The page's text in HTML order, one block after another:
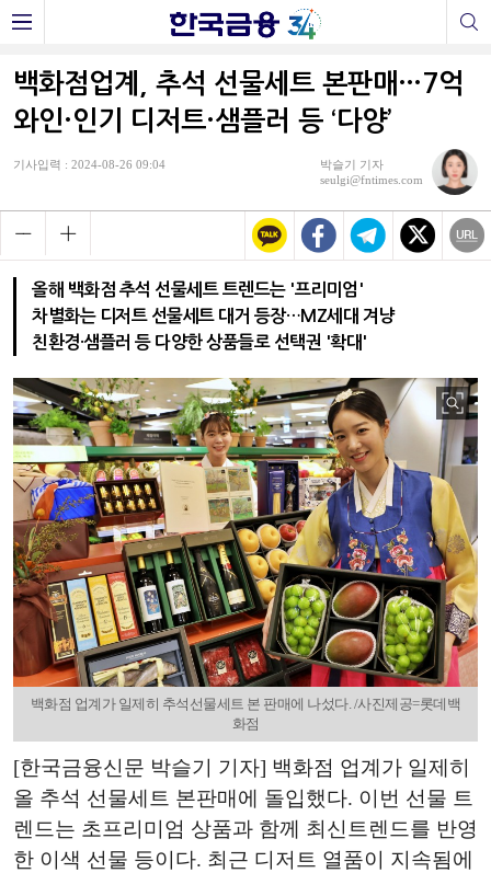
백화점업계, 추석 선물세트 본판매…7억
와인·인기 디저트·샘플러 등 ‘다양’
기사입력 : 2024-08-26 09:04
박슬기 기자
seulgi@fntimes.com
올해 백화점 추석 선물세트 트렌드는 '프리미엄'
차별화는 디저트 선물세트 대거 등장…MZ세대 겨냥
친환경·샘플러 등 다양한 상품들로 선택권 '확대'
백화점 업계가 일제히 추석선물세트 본 판매에 나섰다. /사진제공=롯데백
화점
[한국금융신문 박슬기 기자] 백화점 업계가 일제히
올 추석 선물세트 본판매에 돌입했다. 이번 선물 트
렌드는 초프리미엄 상품과 함께 최신트렌드를 반영
한 이색 선물 등이다. 최근 디저트 열품이 지속됨에